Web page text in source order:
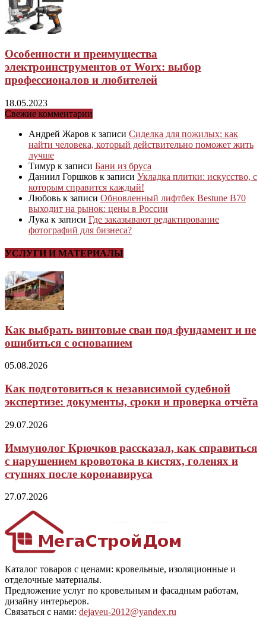
Особенности и преимущества
электроинструментов от Worx: выбор
профессионалов и любителей
18.05.2023
Свежие комментарии
Андрей Жаров к записи Сиделка для пожилых: как
найти человека, который действительно поможет жить
лучше
Тимур к записи Бани из бруса
Даниил Горшков к записи Укладка плитки: искусство, с
которым справится каждый!
Любовь к записи Обновленный лифтбек Bestune B70
выходит на рынок: цены в России
Лука к записи Где заказывают редактирование
фотографий для бизнеса?
УСЛУГИ И МАТЕРИАЛЫ
Как выбрать винтовые сваи под фундамент и не
ошибиться с основанием
05.08.2026
Как подготовиться к независимой судебной
экспертизе: документы, сроки и проверка отчёта
29.07.2026
Иммунолог Крючков рассказал, как справиться
с нарушением кровотока в кистях, голенях и
ступнях после коронавируса
27.07.2026
Каталог товаров с ценами: кровельные, изоляционные и
отделочные материалы.
Предложение услуг по кровельным и фасадным работам,
дизайну интерьеров.
Связаться с нами: dejaveu-2012@yandex.ru